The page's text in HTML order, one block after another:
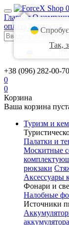
0
Главная О
оплата
Контакты
+38 (096) 282-00-70
0
0
Корзина
Ваша корзина
Туризм и
Палатки и
Москитные
рюкзаки
Аксессуары
Фонари и
Налобные
Источники
Так,